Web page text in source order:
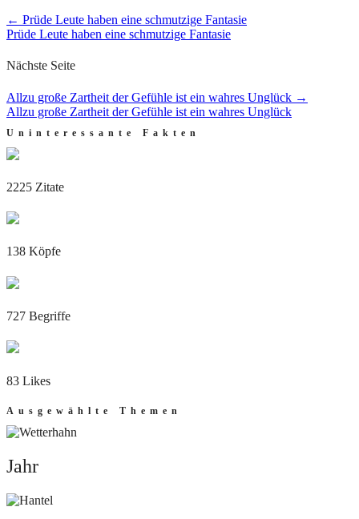
← Prüde Leute haben eine schmutzige Fantasie
Prüde Leute haben eine schmutzige Fantasie
Nächste Seite
Allzu große Zartheit der Gefühle ist ein wahres Unglück →
Allzu große Zartheit der Gefühle ist ein wahres Unglück
Uninteressante Fakten
2225 Zitate
138 Köpfe
727 Begriffe
83 Likes
Ausgewählte Themen
Jahr
Jahr
Sport